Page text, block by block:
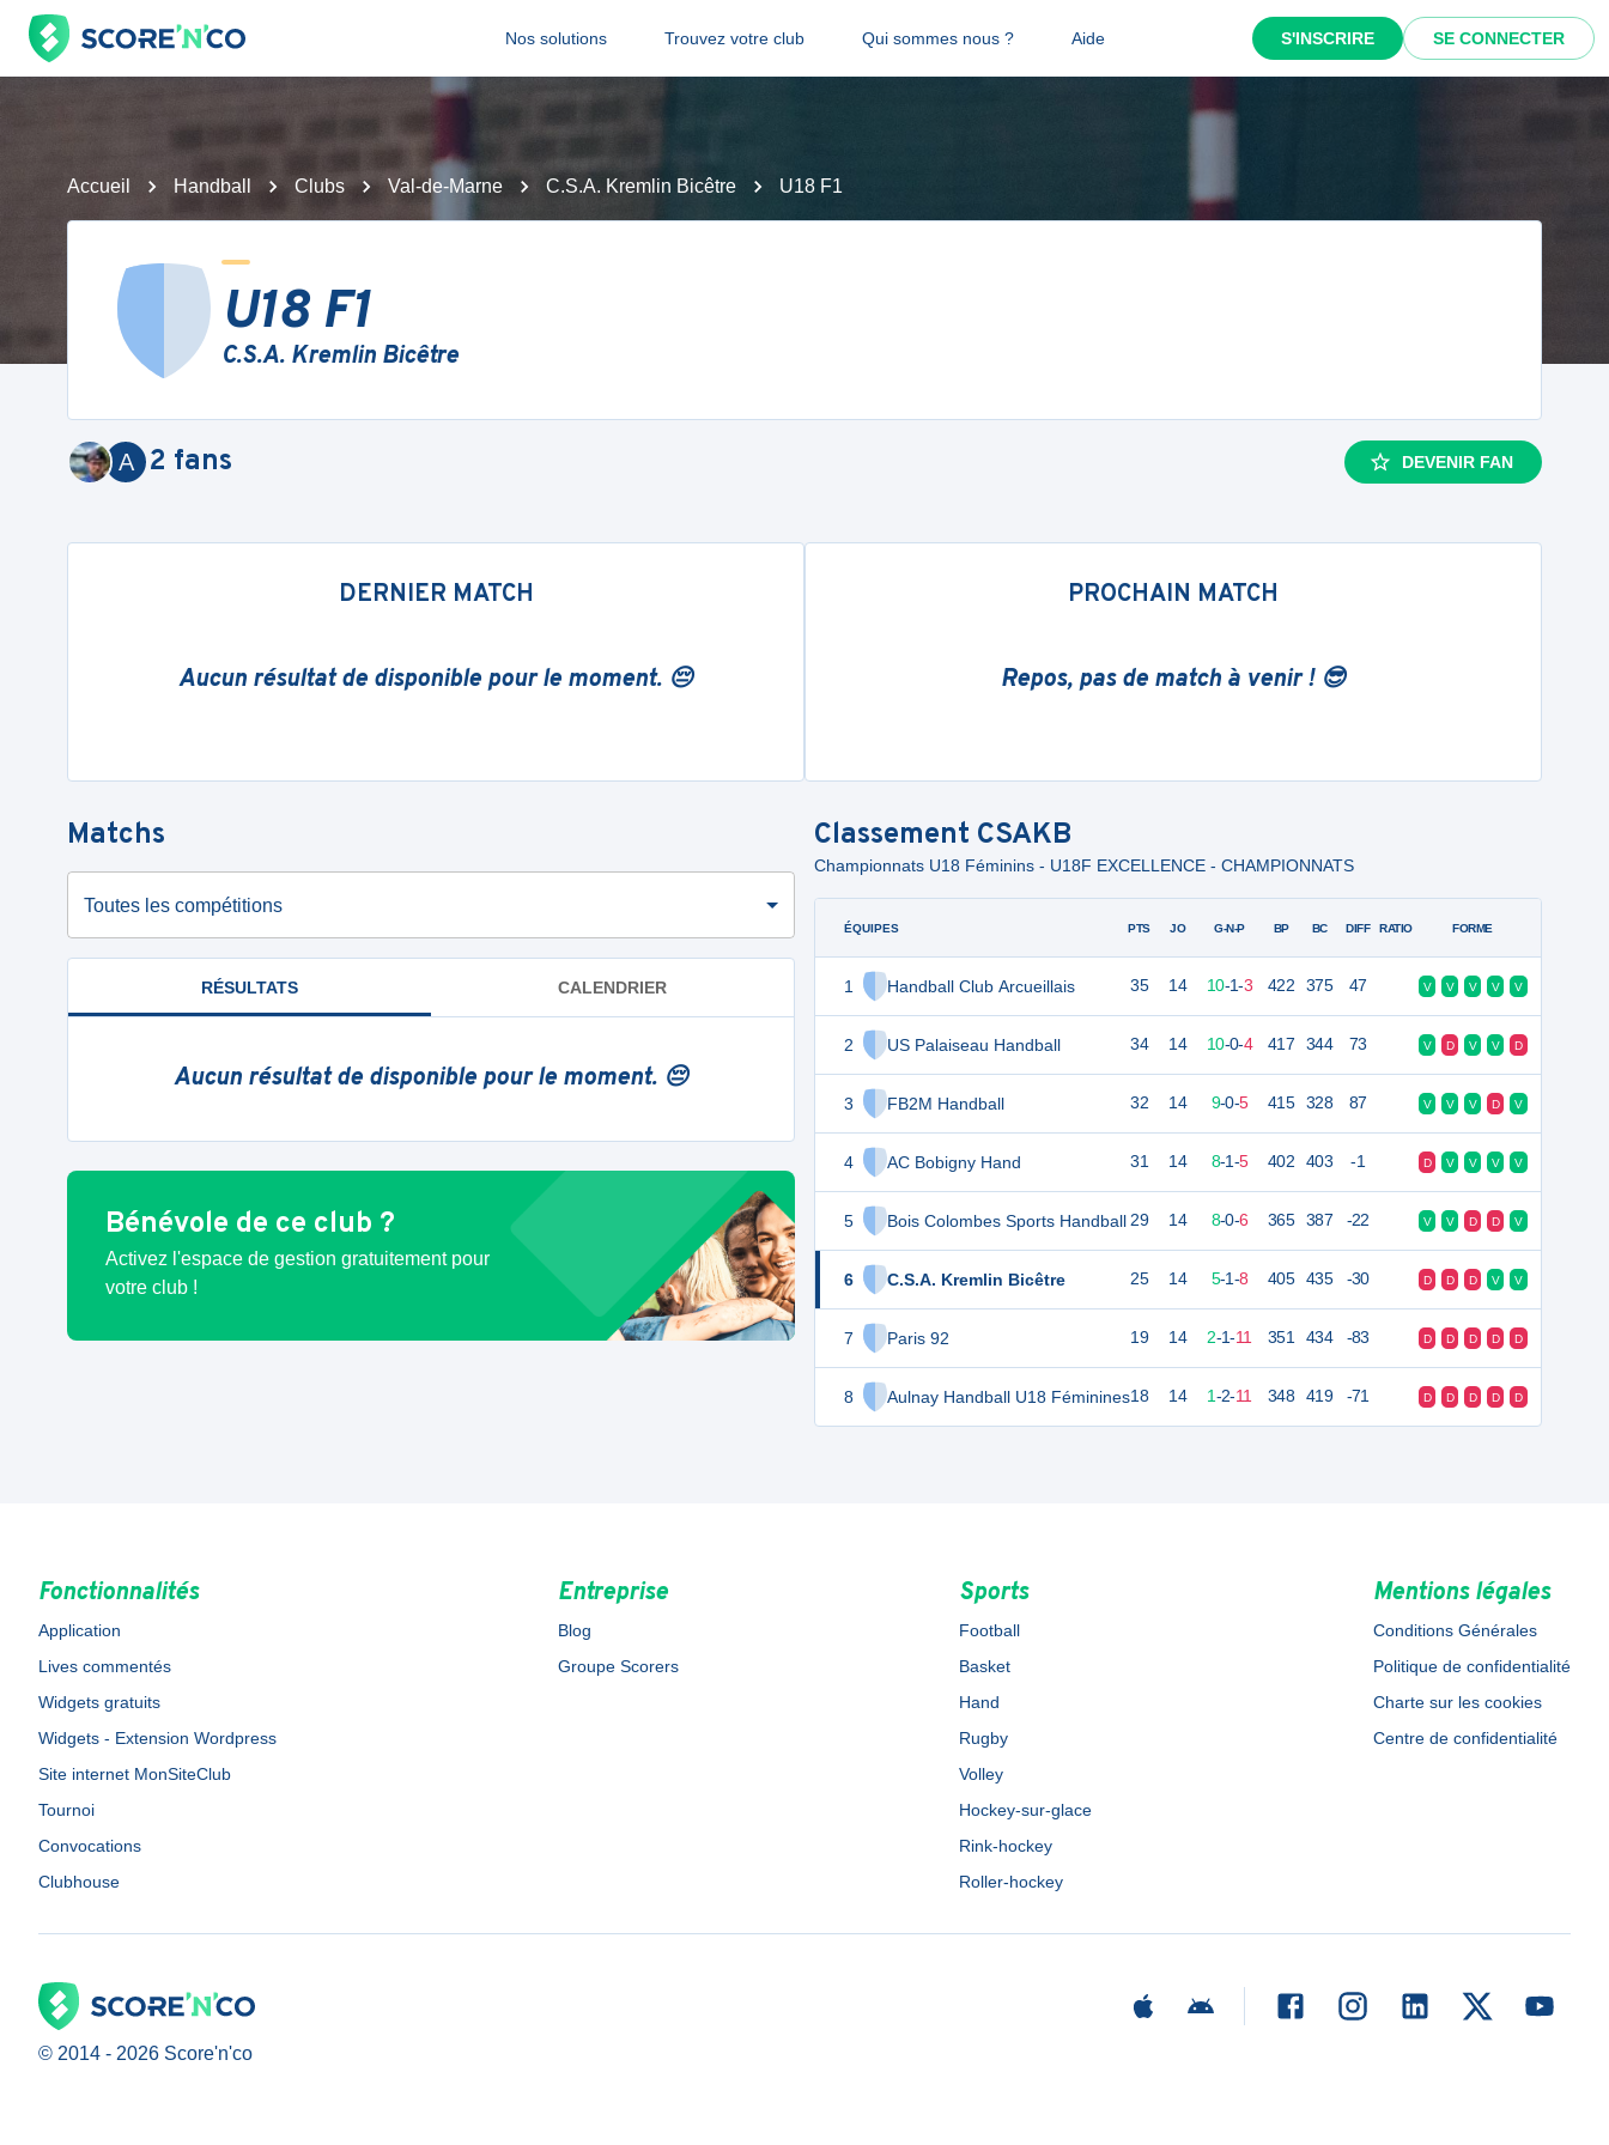
Nos solutions Trouvez votre club Qui sommes nous ? Aide S'INSCRIRE SE CONNECTER
Accueil Handball Clubs Val-de-Marne C.S.A. Kremlin Bicêtre U18 F1
U18 F1
C.S.A. Kremlin Bicêtre
A 2 fans DEVENIR FAN
DERNIER MATCH
Aucun résultat de disponible pour le moment. 😔
PROCHAIN MATCH
Repos, pas de match à venir ! 😎
Matchs
Toutes les compétitions
RÉSULTATS CALENDRIER
Aucun résultat de disponible pour le moment. 😔
Bénévole de ce club ?
Activez l'espace de gestion gratuitement pour
votre club !
Classement CSAKB
Championnats U18 Féminins - U18F EXCELLENCE - CHAMPIONNATS
ÉQUIPES
1 Handball Club Arcueillais
2 US Palaiseau Handball
3 FB2M Handball
4 AC Bobigny Hand
5 Bois Colombes Sports Handball
6 C.S.A. Kremlin Bicêtre
7 Paris 92
8 Aulnay Handball U18 Féminines
PTS JO G-N-P BP BC DIFF RATIO FORME
35 14 10-1-3 422 375 47 V V V V V
34 14 10-0-4 417 344 73 V D V V D
32 14 9-0-5 415 328 87 V V V D V
31 14 8-1-5 402 403 -1 D V V V V
29 14 8-0-6 365 387 -22 V V D D V
25 14 5-1-8 405 435 -30 D D D V V
19 14 2-1-11 351 434 -83 D D D D D
18 14 1-2-11 348 419 -71 D D D D D
Fonctionnalités
Application
Lives commentés
Widgets gratuits
Widgets - Extension Wordpress
Site internet MonSiteClub
Tournoi
Convocations
Clubhouse
Entreprise
Blog
Groupe Scorers
Sports
Football
Basket
Hand
Rugby
Volley
Hockey-sur-glace
Rink-hockey
Roller-hockey
Mentions légales
Conditions Générales
Politique de confidentialité
Charte sur les cookies
Centre de confidentialité
© 2014 - 2026 Score'n'co